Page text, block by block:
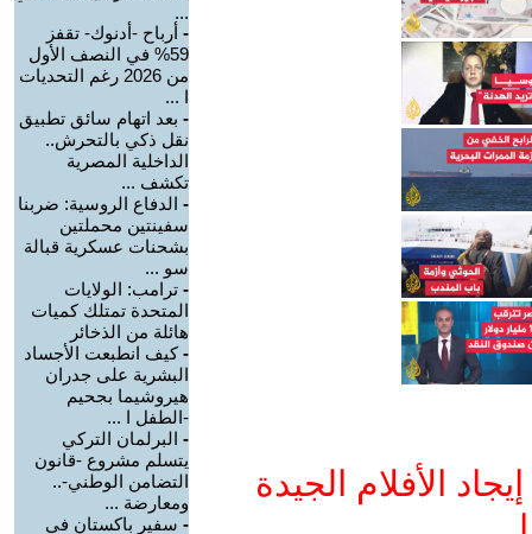
الأفلام الجيدة
...
- أرباح -أدنوك- تقفز
59% في النصف الأول
من 2026 رغم التحديات
ا ...
- بعد اتهام سائق تطبيق
نقل ذكي بالتحرش..
الداخلية المصرية
تكشف ...
- الدفاع الروسية: ضربنا
سفينتين محملتين
بشحنات عسكرية قبالة
سو ...
- ترامب: الولايات
المتحدة تمتلك كميات
هائلة من الذخائر
-كيف انطبعت الأجساد
البشرية على جدران
هيروشيما بجحيم
-الطفل ا ...
- البرلمان التركي
يتسلم مشروع -قانون
التضامن الوطني-..
ومعارضة ...
- سفير باكستان في